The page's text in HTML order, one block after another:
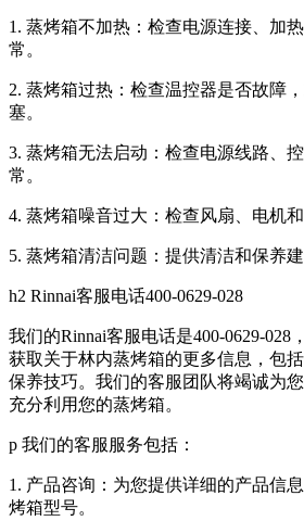
1. 蒸烤箱不加热：检查电源连接、加
常。
2. 蒸烤箱过热：检查温控器是否故障
塞。
3. 蒸烤箱无法启动：检查电源线路、
常。
4. 蒸烤箱噪音过大：检查风扇、电机
5. 蒸烤箱清洁问题：提供清洁和保养
h2 Rinnai客服电话400-0629-028
我们的Rinnai客服电话是400-0629-028
获取关于林内蒸烤箱的更多信息，包
保养技巧。我们的客服团队将竭诚为
充分利用您的蒸烤箱。
p 我们的客服服务包括：
1. 产品咨询：为您提供详细的产品信
烤箱型号。